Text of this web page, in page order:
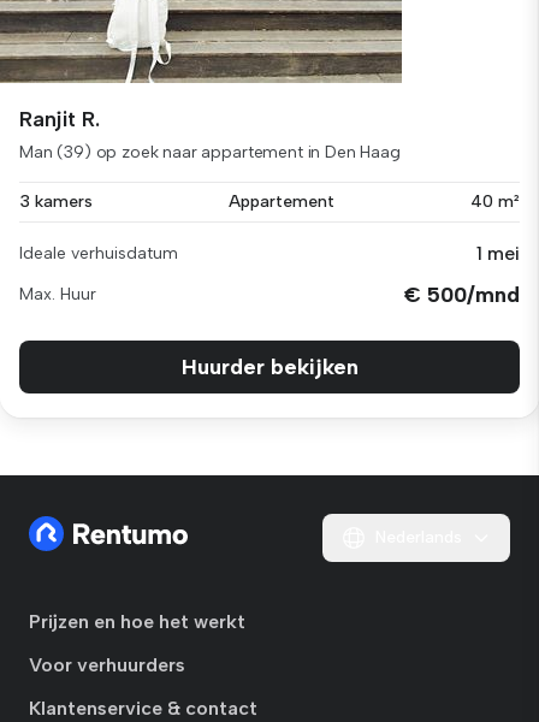
Ranjit R.
Man (39) op zoek naar appartement in Den Haag
3 kamers Appartement 40 m²
Ideale verhuisdatum 1 mei
Max. Huur € 500/mnd
Huurder bekijken
Prijzen en hoe het werkt
Voor verhuurders
Klantenservice & contact